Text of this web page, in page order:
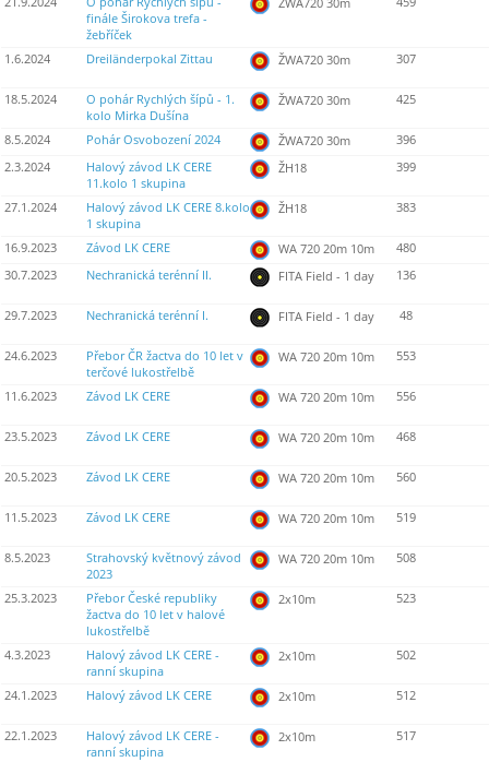
finále Širokova trefa -
žebříček
ŽWA720 30m
1.6.2024 Dreiländerpokal Zittau ŽWA720 30m 307
18.5.2024
O pohár Rychlých šípů - 1.
kolo Mirka Dušína
ŽWA720 30m 425
8.5.2024 Pohár Osvobození 2024 ŽWA720 30m
396
2.3.2024
Halový závod LK CERE
11.kolo 1 skupina
ŽH18 399
27.1.2024
Halový závod LK CERE 8.kolo
1 skupina
ŽH18 383
16.9.2023 Závod LK CERE WA 720 20m 10m
480
30.7.2023
Nechranická terénní II. FITA Field - 1 day 136
29.7.2023 Nechranická terénní I. FITA Field - 1 day 48
24.6.2023
Přebor ČR žactva do 10 let v
terčové lukostřelbě
WA 720 20m 10m 553
11.6.2023 Závod LK CERE WA 720 20m 10m 556
23.5.2023 Závod LK CERE WA 720 20m 10m 468
20.5.2023 Závod LK CERE WA 720 20m 10m 560
11.5.2023 Závod LK CERE WA 720 20m 10m 519
8.5.2023
Strahovský květnový závod
2023
WA 720 20m 10m 508
25.3.2023
Přebor České republiky
žactva do 10 let v halové
lukostřelbě
2x10m 523
4.3.2023
Halový závod LK CERE -
ranní skupina
2x10m 502
24.1.2023 Halový závod LK CERE 2x10m 512
22.1.2023
Halový závod LK CERE -
ranní skupina
2x10m 517